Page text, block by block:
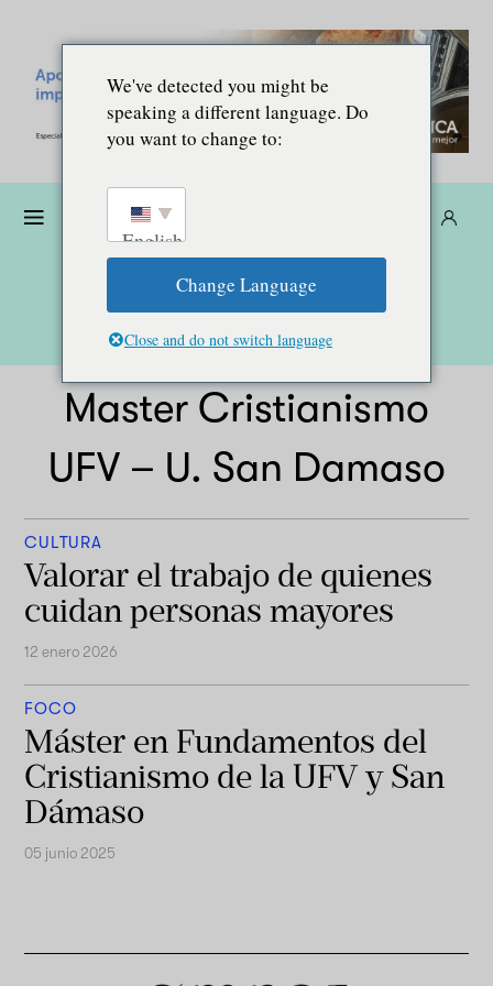
Master Cristianismo
UFV – U. San Damaso
CULTURA
Valorar el trabajo de quienes
cuidan personas mayores
12 enero 2026
FOCO
Máster en Fundamentos del
Cristianismo de la UFV y San
Dámaso
05 junio 2025
We've detected you might be
speaking a different language. Do
you want to change to:
English
Change Language
Close and do not switch language